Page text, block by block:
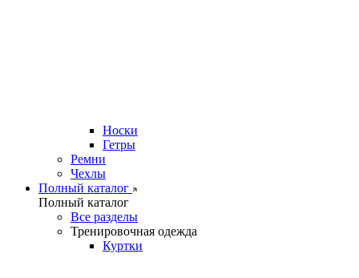
Носки
Гетры
Ремни
Чехлы
Полный каталог
Полный каталог
Все разделы
Тренировочная одежда
Куртки